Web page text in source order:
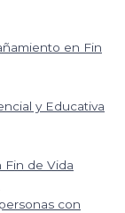
en Fin
y Educativa
Fin de Vida
con